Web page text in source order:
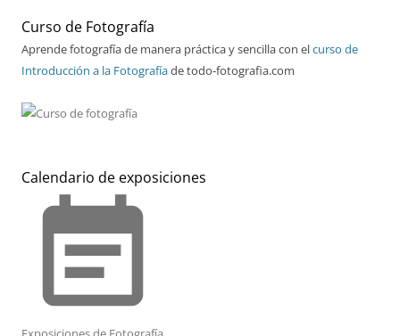
Curso de Fotografía
Aprende fotografía de manera práctica y sencilla con elcurso de
Introducción a la Fotografíade todo-fotografia.com
Calendario de exposiciones
event_note